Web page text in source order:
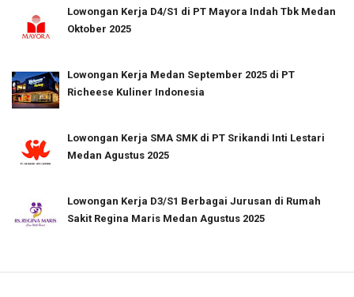
Lowongan Kerja D4/S1 di PT Mayora Indah Tbk Medan
Oktober 2025
Lowongan Kerja Medan September 2025 di PT
Richeese Kuliner Indonesia
Lowongan Kerja SMA SMK di PT Srikandi Inti Lestari
Medan Agustus 2025
Lowongan Kerja D3/S1 Berbagai Jurusan di Rumah
Sakit Regina Maris Medan Agustus 2025